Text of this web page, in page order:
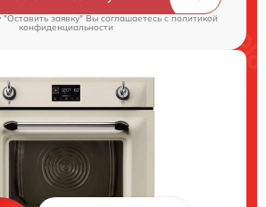
заявку" Вы соглашаетесь cполитикой
конфиденциальности